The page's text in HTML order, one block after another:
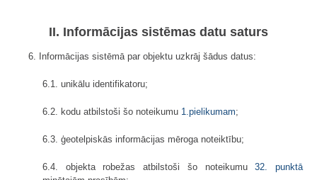
II. Informācijas sistēmas datu saturs
6. Informācijas sistēmā par objektu uzkrāj šādus datus:
6.1. unikālu identifikatoru;
6.2. kodu atbilstoši šo noteikumu 1.pielikumam;
6.3. ģeotelpiskās informācijas mēroga noteiktību;
6.4. objekta robežas atbilstoši šo noteikumu32. punktā